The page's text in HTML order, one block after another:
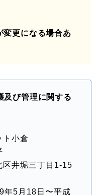
更になる場合あ
及び管理に関する
ト小倉
区井堀三丁目1-15
年5月18日〜平成